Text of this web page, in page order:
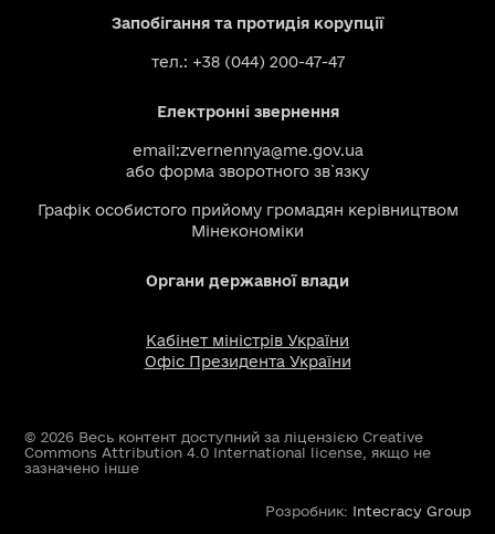
Запобігання та протидія корупції
тел.: +38 (044) 200-47-47
Електронні звернення
email:zvernennya@me.gov.ua
або форма зворотного зв`язку
Графік особистого прийому громадян керівництвом
Мінекономіки
Органи державної влади
Кабінет міністрів України
Офіс Президента України
© 2026 Весь контент доступний за ліцензією Creative
Commons Attribution 4.0 International license, якщо не
зазначено інше
Розробник: Intecracy Group